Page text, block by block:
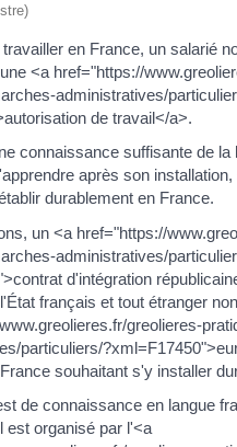
en France, un salarié
<a href="https://
administratives/
de travail</a>.
connaissance suffisante de la
après son
durablement en France.
un <a href="https://
administratives/
d'intégration
français et tout étranger
greolieres-
particuliers/
souhaitant s'y installer
de connaissance en langue
est organisé par l'<a